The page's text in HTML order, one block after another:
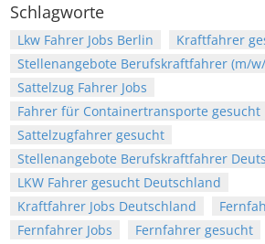
Schlagworte
Lkw Fahrer Jobs Berlin
Kraftfahrer
Stellenangebote Berufskraftfahrer (m/
Sattelzug Fahrer Jobs
Fahrer für Containertransporte gesucht
Sattelzugfahrer gesucht
Stellenangebote Berufskraftfahrer
LKW Fahrer gesucht Deutschland
Kraftfahrer Jobs Deutschland
Fernfahrer Jobs
Fernfahrer gesucht